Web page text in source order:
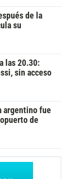
de la
su
las 20.30:
sin acceso
argentino fue
de